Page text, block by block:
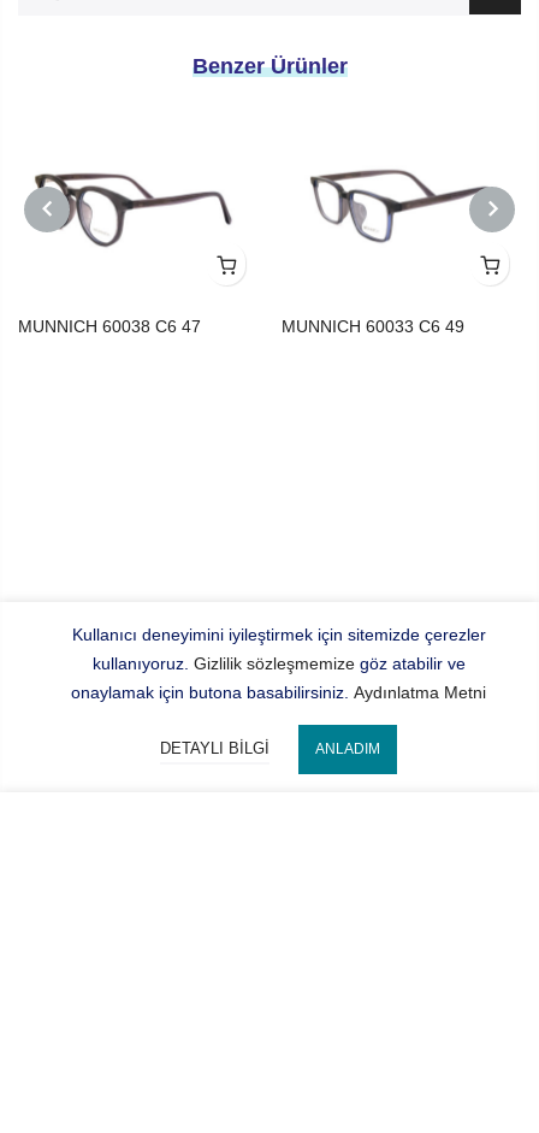
Benzer Ürünler
MUNNICH 60038 C6 47 MUNNICH 60033 C6 49
NEXT
Kullanıcı deneyimini iyileştirmek için sitemizde çerezler
kullanıyoruz. Gizlilik sözleşmemizegöz atabilir ve
onaylamak için butona basabilirsiniz. Aydınlatma Metni
DETAYLI BILGI ANLADIM